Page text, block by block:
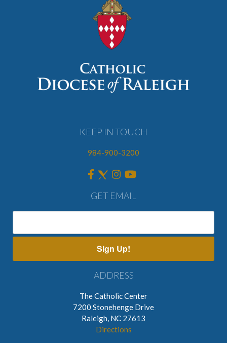
KEEP IN TOUCH
984-900-3200
GET EMAIL
Sign Up!
ADDRESS
The Catholic Center
7200 Stonehenge Drive
Raleigh, NC 27613
Directions